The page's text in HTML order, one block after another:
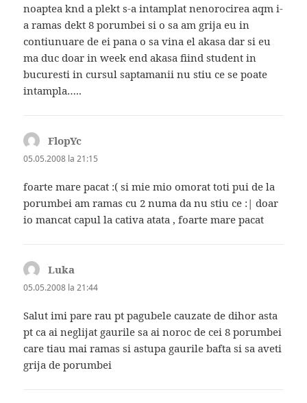
noaptea knd a plekt s-a intamplat nenorocirea aqm i-
a ramas dekt 8 porumbei si o sa am grija eu in
contiunuare de ei pana o sa vina el akasa dar si eu
ma duc doar in week end akasa fiind student in
bucuresti in cursul saptamanii nu stiu ce se poate
intampla…..
FlopYc
05.05.2008 la 21:15
foarte mare pacat :( si mie mio omorat toti pui de la
porumbei am ramas cu 2 numa da nu stiu ce :| doar
io mancat capul la cativa atata , foarte mare pacat
Luka
05.05.2008 la 21:44
Salut imi pare rau pt pagubele cauzate de dihor asta
pt ca ai neglijat gaurile sa ai noroc de cei 8 porumbei
care tiau mai ramas si astupa gaurile bafta si sa aveti
grija de porumbei